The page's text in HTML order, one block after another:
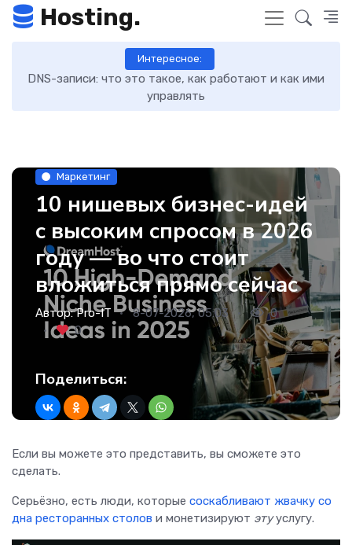
Hosting.
Интересное:
DNS-записи: что это такое, как работают и как ими
управлять
Маркетинг
10 нишевых бизнес-идей
с высоким спросом в 2026
году — во что стоит
вложиться прямо сейчас
Автор:Pro-IT 8-07-2026, 05:03
0
0
Поделиться:
Если вы можете это представить, вы сможете это
сделать.
Серьёзно, есть люди, которые соскабливают жвачку со
дна ресторанных столов и монетизируют этууслугу.